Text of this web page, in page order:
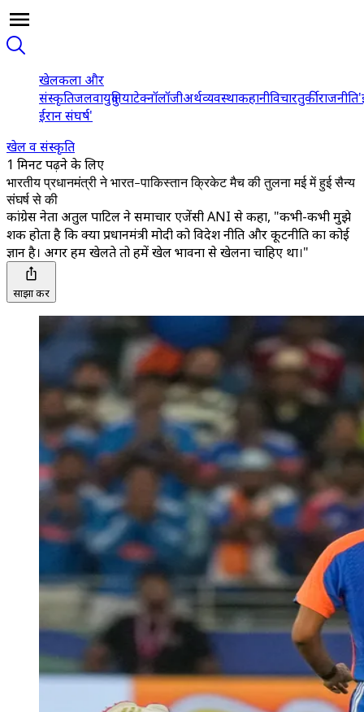
खेलकला और
संस्कृतिजलवायुदुनियाटेक्नॉलॉजीअर्थव्यवस्थाकहानीविचारतुर्कीराजनीति
ईरान संघर्ष'
खेल व संस्कृति
1 मिनट पढ़ने के लिए
भारतीय प्रधानमंत्री ने भारत-पाकिस्तान क्रिकेट मैच की तुलना मई में हुई सैन्य
संघर्ष से की
कांग्रेस नेता अतुल पाटिल ने समाचार एजेंसी ANI से कहा, "कभी-कभी मुझे
शक होता है कि क्या प्रधानमंत्री मोदी को विदेश नीति और कूटनीति का कोई
ज्ञान है। अगर हम खेलते तो हमें खेल भावना से खेलना चाहिए था।"
साझा करें